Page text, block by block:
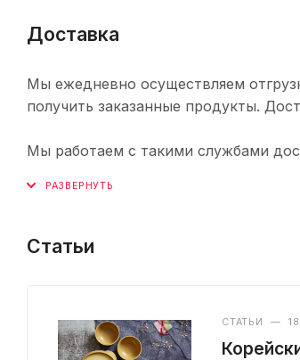
Доставка
Мы ежедневно осуществляем
получить заказанные продукты.
Мы работаем с такими службами
Статьи
СТАТЬИ —